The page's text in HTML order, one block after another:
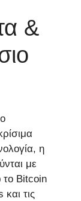
&
η
με
Bitcoin
τις